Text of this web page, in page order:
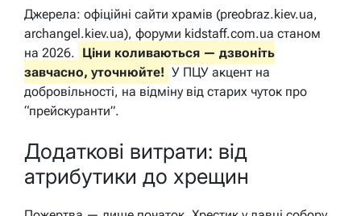
Джерела: офіційні сайти храмів (preobraz.kiev.ua,
archangel.kiev.ua), форуми kidstaff.com.ua станом
на 2026. Ціни коливаються — дзвоніть
завчасно, уточнюйте! У ПЦУ акцент на
добровільності, на відміну від старих чуток про
“прейскуранти”.
Додаткові витрати: від
атрибутики до хрещин